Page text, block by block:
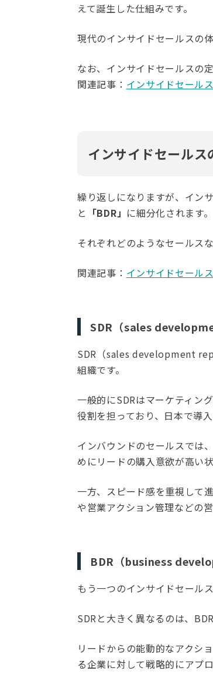
えて誕生した仕組みです。
現代のインサイドセールスの
なお、インサイドセールスの
関連記事： インサイドセール
インサイドセールス
繰り返しになりますが、イン
と 「BDR」 に細分化されます。
それぞれどのようなセールス
関連記事： インサイドセール
SDR（sales
SDR（sales development
組織です。
一般的にSDRはマーケティン
役割を担っており、日本で導
インバウンドのセールスでは
めにリードの購入意欲が高い状
一方、スピード感を重視して
や営業アクション管理などの
BDR（business
もう一つのインサイドセール
SDRと大きく異なるのは、
リードからの能動的なアクシ
る企業に対して戦略的にアプロ